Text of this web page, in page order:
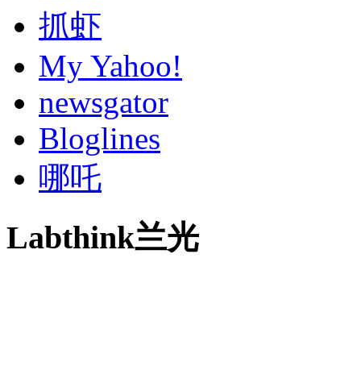
抓虾
My Yahoo!
newsgator
Bloglines
哪吒
Labthink兰光